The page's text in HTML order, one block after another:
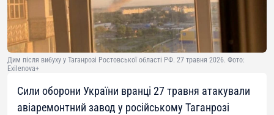
Дим після вибуху у Таганрозі Ростовської області РФ. 27 травня 2026. Фото:
Exilenova+
Сили оборони України вранці 27 травня атакували
авіаремонтний завод у російському Таганрозі